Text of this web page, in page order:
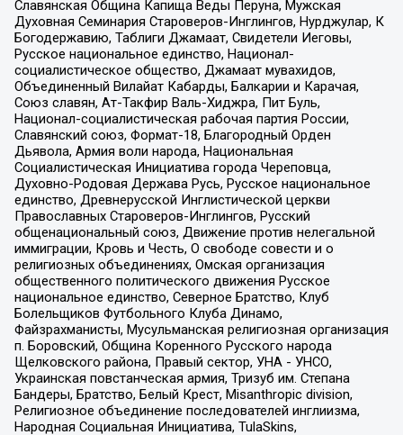
Славянская Община Капища Веды Перуна, Мужская
Духовная Семинария Староверов-Инглингов, Нурджулар, К
Богодержавию, Таблиги Джамаат, Свидетели Иеговы,
Русское национальное единство, Национал-
социалистическое общество, Джамаат мувахидов,
Объединенный Вилайат Кабарды, Балкарии и Карачая,
Союз славян, Ат-Такфир Валь-Хиджра, Пит Буль,
Национал-социалистическая рабочая партия России,
Славянский союз, Формат-18, Благородный Орден
Дьявола, Армия воли народа, Национальная
Социалистическая Инициатива города Череповца,
Духовно-Родовая Держава Русь, Русское национальное
единство, Древнерусской Инглистической церкви
Православных Староверов-Инглингов, Русский
общенациональный союз, Движение против нелегальной
иммиграции, Кровь и Честь, О свободе совести и о
религиозных объединениях, Омская организация
общественного политического движения Русское
национальное единство, Северное Братство, Клуб
Болельщиков Футбольного Клуба Динамо,
Файзрахманисты, Мусульманская религиозная организация
п. Боровский, Община Коренного Русского народа
Щелковского района, Правый сектор, УНА - УНСО,
Украинская повстанческая армия, Тризуб им. Степана
Бандеры, Братство, Белый Крест, Misanthropic division,
Религиозное объединение последователей инглиизма,
Народная Социальная Инициатива, TulaSkins,